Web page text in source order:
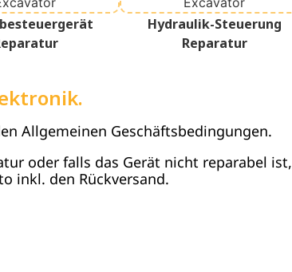
Hydraulik-Steuerung
Reparatur
Allgemeinen Geschäftsbedingungen.
oder falls das Gerät nicht reparabel ist,
inkl. den Rückversand.